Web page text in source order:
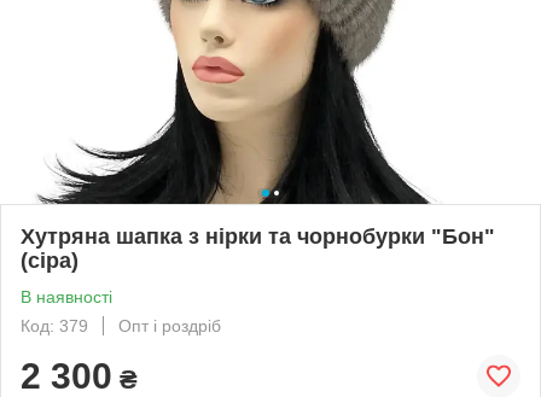
Хутряна шапка з нірки та чорнобурки "Бон"
(сіра)
В наявності
Код: 379
Опт і роздріб
2 300 ₴